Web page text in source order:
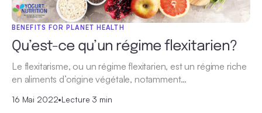
BENEFITS FOR PLANET HEALTH
Qu’est-ce qu’un régime flexitarien?
Le flexitarisme, ou un régime flexitarien, est un régime riche
en aliments d’origine végétale, notamment…
16 Mai 2022•Lecture 3 min